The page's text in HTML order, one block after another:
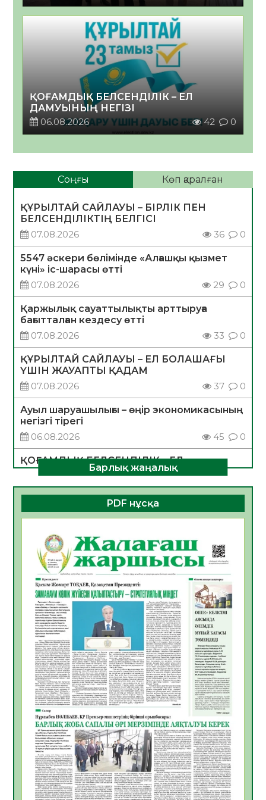
ҚОҒАМДЫҚ БЕЛСЕНДІЛІК – ЕЛ
ДАМУЫНЫҢ НЕГІЗІ
06.08.2026
42 0
Соңғы Көп қаралған
ҚҰРЫЛТАЙ САЙЛАУЫ – БІРЛІК ПЕН
БЕЛСЕНДІЛІКТІҢ БЕЛГІСІ
07.08.2026
36 0
5547 әскери бөлімінде «Алғашқы қызмет
күні» іс-шарасы өтті
07.08.2026
29 0
Қаржылық сауаттылықты арттыруға
бағытталған кездесу өтті
07.08.2026
33 0
ҚҰРЫЛТАЙ САЙЛАУЫ – ЕЛ БОЛАШАҒЫ
ҮШІН ЖАУАПТЫ ҚАДАМ
07.08.2026
37 0
Ауыл шаруашылығы – өңір экономикасының
негізгі тірегі
06.08.2026
45 0
ҚОҒАМДЫҚ БЕЛСЕНДІЛІК – ЕЛ
ДАМУЫНЫҢ НЕГІЗІ
06.08.2026
42 0
ҚҰРЫЛТАЙ САЙЛАУЫ – БОЛАШАҚҚА
06.08.2026
Инфекциялық ауруларға қарсы иммундау
жұмыстарының тиімділігі
06.08.2026
47
Көкжөтел ауруы туралы
06.08.2026
43
АПВ вакцинасы туралы мәлімет
06.08.2026
42
Open Air: Қызылорда облысы полиция
департаменті 20 мыңнан астам
көрерменнің қауіпсіздігін қамтамасыз етті
06.08.2026
56
ҚЫЗЫЛОРДАДА «САНАЛЫ ҰРПАҚ –
ЖАРҚЫН БОЛАШАҚ» АТТЫ КЕҢЕЙТІЛГЕН
МӘЖІЛІС ӨТТІ
05.08.2026
56
Барлық жаңалық
PDF нұсқа